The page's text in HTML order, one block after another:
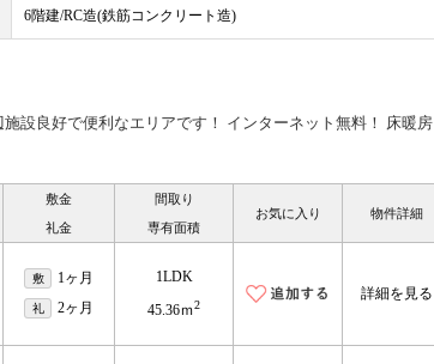
6階建/RC造(鉄筋コンクリート造)
設良好で便利なエリアです！ インターネット無料！ 床暖房
敷金
礼金
間取り
専有面積
お気に入り 物件詳細
敷 1ヶ月
礼 2ヶ月
1LDK
45.36ｍ2
詳細を見る